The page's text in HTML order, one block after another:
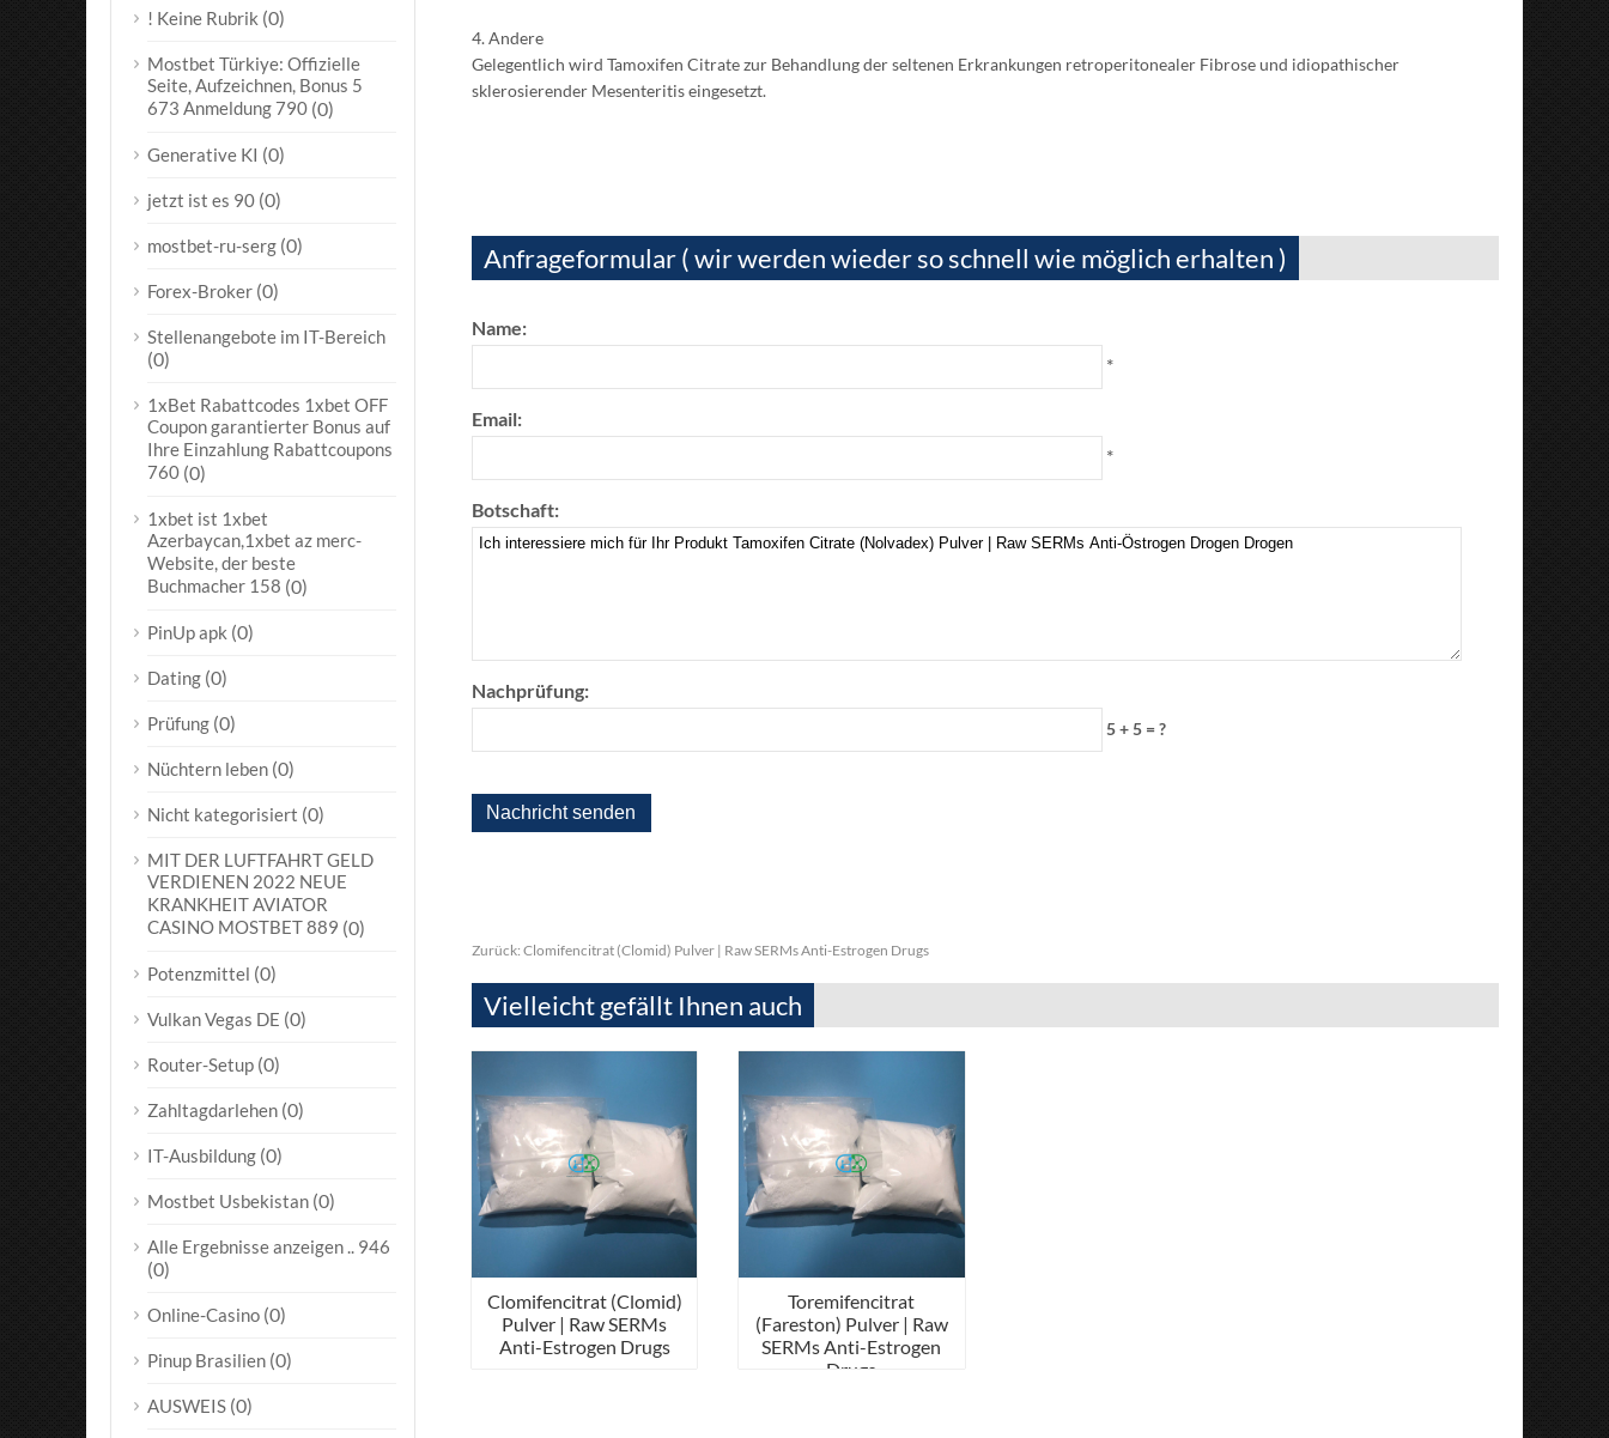
4. Andere
Gelegentlich wird Tamoxifen Citrate zur Behandlung der seltenen Erkrankungen retroperitonealer Fibrose und idiopathischer
sklerosierender Mesenteritis eingesetzt.
Anfrageformular ( wir werden wieder so schnell wie möglich erhalten )
Name:
*
Email:
*
Botschaft:
Nachprüfung:
5 + 5 = ?
Zurück: Clomifencitrat (Clomid) Pulver | Raw SERMs Anti-Estrogen Drugs
Vielleicht gefällt Ihnen auch
Clomifencitrat (Clomid)
Pulver | Raw SERMs
Anti-Estrogen Drugs
Toremifencitrat
(Fareston) Pulver | Raw
SERMs Anti-Estrogen
Drugs
! Keine Rubrik (0)
Mostbet Türkiye: Offizielle
Seite, Aufzeichnen, Bonus 5
673 Anmeldung 790 (0)
Generative KI (0)
jetzt ist es 90 (0)
mostbet-ru-serg (0)
Forex-Broker (0)
Stellenangebote im IT-Bereich
(0)
1xBet Rabattcodes 1xbet OFF
Coupon garantierter Bonus auf
Ihre Einzahlung Rabattcoupons
760 (0)
1xbet ist 1xbet
Azerbaycan,1xbet az merc-
Website, der beste
Buchmacher 158 (0)
PinUp apk (0)
Dating (0)
Prüfung (0)
Nüchtern leben (0)
Nicht kategorisiert (0)
MIT DER LUFTFAHRT GELD
VERDIENEN 2022 NEUE
KRANKHEIT AVIATOR
CASINO MOSTBET 889 (0)
Potenzmittel (0)
Vulkan Vegas DE (0)
Router-Setup (0)
Zahltagdarlehen (0)
IT-Ausbildung (0)
Mostbet Usbekistan (0)
Alle Ergebnisse anzeigen .. 946
(0)
Online-Casino (0)
Pinup Brasilien (0)
AUSWEIS (0)